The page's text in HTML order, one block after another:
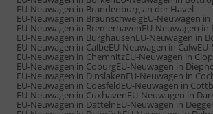
EU-Neuwagen in Brandenburg an der Havel
EU-Neuwagen in BraunschweigEU-Neuwagen
EU-Neuwagen in BremerhavenEU-Neuwagen in
EU-Neuwagen in BurghausenEU-Neuwagen in
EU-Neuwagen in CalbeEU-Neuwagen in Calw
EU-Neuwagen in ChemnitzEU-Neuwagen in
EU-Neuwagen in CoburgEU-Neuwagen in
EU-Neuwagen in DinslakenEU-Neuwagen in
EU-Neuwagen in CoesfeldEU-Neuwagen in
EU-Neuwagen in CuxhavenEU-Neuwagen in
EU-Neuwagen in DattelnEU-Neuwagen in